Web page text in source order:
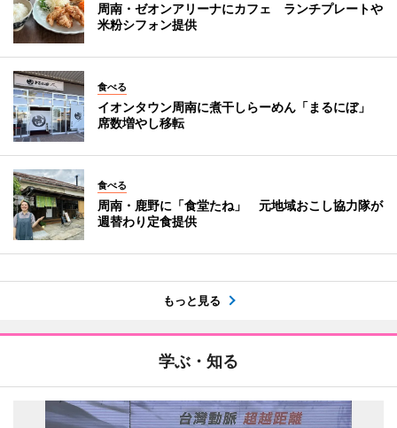
周南・ゼオンアリーナにカフェ ランチプレートや
米粉シフォン提供
食べる
イオンタウン周南に煮干しらーめん「まるにぼ」
席数増やし移転
食べる
周南・鹿野に「食堂たね」 元地域おこし協力隊が
週替わり定食提供
もっと見る
学ぶ・知る